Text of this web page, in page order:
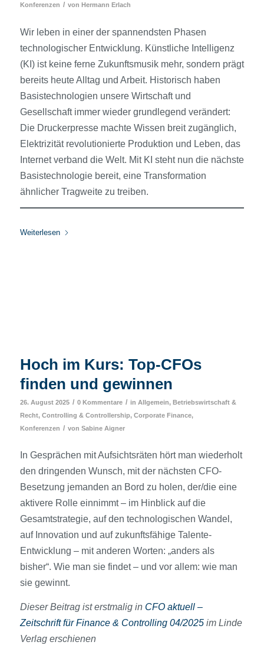
Konferenzen / von Hermann Erlach
Wir leben in einer der spannendsten Phasen
technologischer Entwicklung. Künstliche Intelligenz
(KI) ist keine ferne Zukunftsmusik mehr, sondern prägt
bereits heute Alltag und Arbeit. Historisch haben
Basistechnologien unsere Wirtschaft und
Gesellschaft immer wieder grundlegend verändert:
Die Druckerpresse machte Wissen breit zugänglich,
Elektrizität revolutionierte Produktion und Leben, das
Internet verband die Welt. Mit KI steht nun die nächste
Basistechnologie bereit, eine Transformation
ähnlicher Tragweite zu treiben.
Weiterlesen
Hoch im Kurs: Top-CFOs
finden und gewinnen
26. August 2025 / 0 Kommentare / in Allgemein, Betriebswirtschaft &
Recht, Controlling & Controllership, Corporate Finance,
Konferenzen / von Sabine Aigner
In Gesprächen mit Aufsichtsräten hört man wiederholt
den dringenden Wunsch, mit der nächsten CFO-
Besetzung jemanden an Bord zu holen, der/die eine
aktivere Rolle einnimmt – im Hinblick auf die
Gesamtstrategie, auf den technologischen Wandel,
auf Innovation und auf zukunftsfähige Talente-
Entwicklung – mit anderen Worten: „anders als
bisher“. Wie man sie findet – und vor allem: wie man
sie gewinnt.
Dieser Beitrag ist erstmalig in CFO aktuell –
Zeitschrift für Finance & Controlling 04/2025im Linde
Verlag erschienen